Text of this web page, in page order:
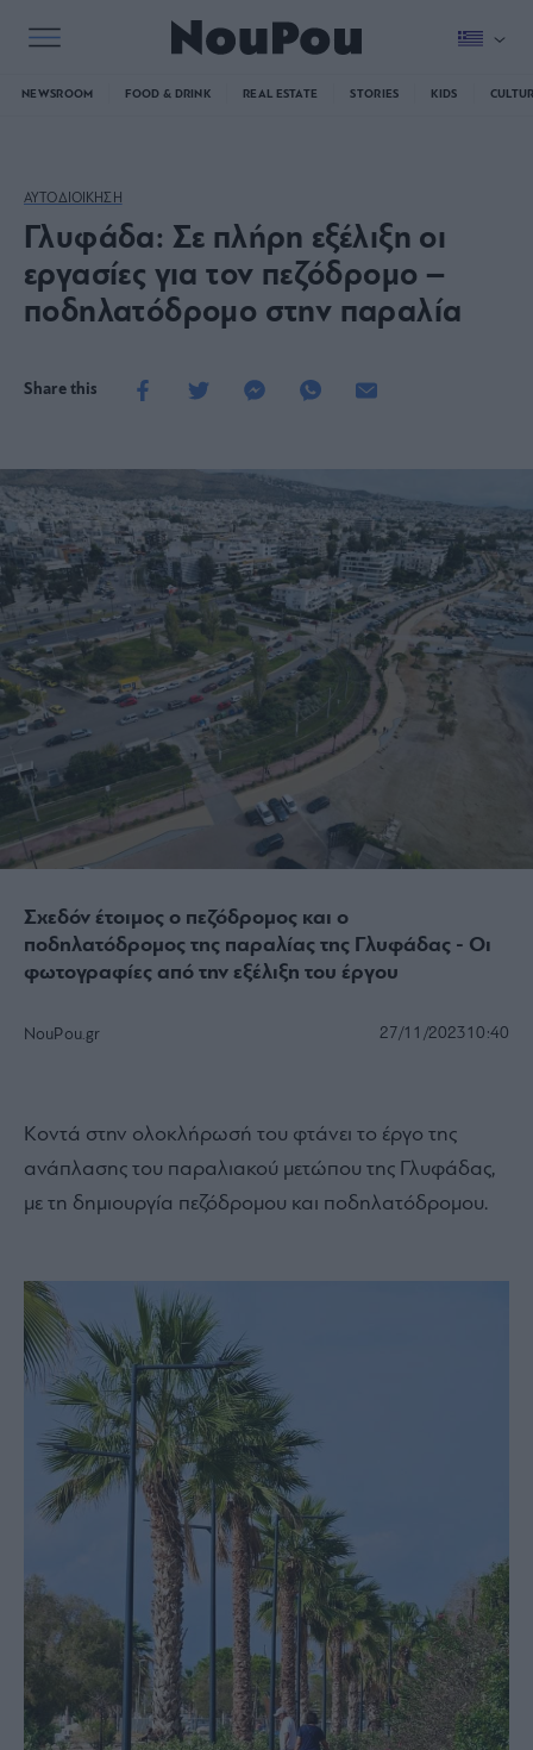
NEWSROOM FOOD & DRINK REAL ESTATE STORIES KIDS
ΑΥΤΟΔΙΟΙΚΗΣΗ
Γλυφάδα: Σε πλήρη εξέλιξη οι
εργασίες για τον πεζόδρομο –
ποδηλατόδρομο στην παραλία
Share this
Σχεδόν έτοιμος ο πεζόδρομος και ο
ποδηλατόδρομος της παραλίας της Γλυφάδας - Οι
φωτογραφίες από την εξέλιξη του έργου
NouPou.gr 27/11/202310:40
Κοντά στην ολοκλήρωσή του φτάνει το έργο της
ανάπλασης του παραλιακού μετώπου της Γλυφάδας,
με τη δημιουργία πεζόδρομου και ποδηλατόδρομου.